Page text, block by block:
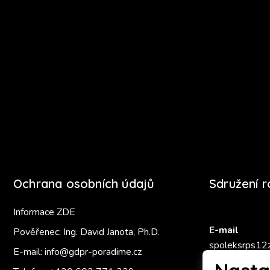
Ochrana osobních údajů
Informace ZDE
Pověřenec: Ing. David Janota, Ph.D.
E-mail: info@gdpr-poradime.cz
E-mail